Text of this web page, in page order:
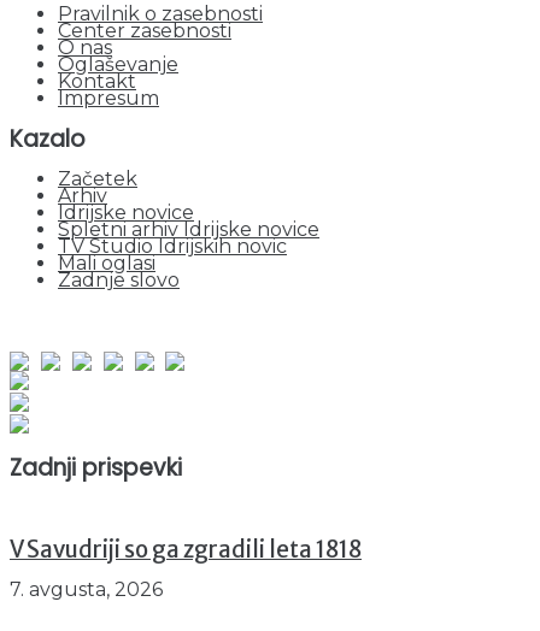
Pravilnik o zasebnosti
Center zasebnosti
O nas
Oglaševanje
Kontakt
Impresum
Kazalo
Začetek
Arhiv
Idrijske novice
Spletni arhiv Idrijske novice
TV Studio Idrijskih novic
Mali oglasi
Zadnje slovo
Zadnji prispevki
V Savudriji so ga zgradili leta 1818
7. avgusta, 2026